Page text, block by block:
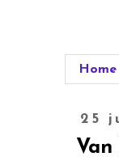
Home
25